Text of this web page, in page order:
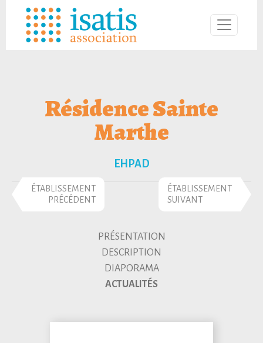
Résidence Sainte
Marthe
EHPAD
ÉTABLISSEMENT
PRÉCÉDENT
ÉTABLISSEMENT
SUIVANT
PRÉSENTATION
DESCRIPTION
DIAPORAMA
ACTUALITÉS